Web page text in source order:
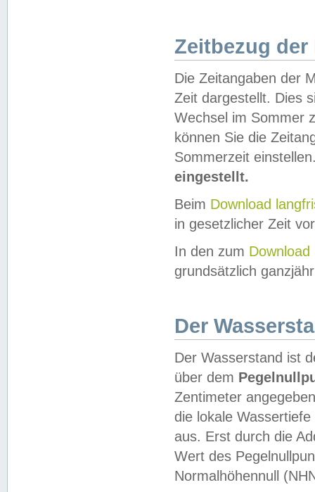
Zeitbezug der
Die Zeitangaben der
Zeit dargestellt. Dies
Wechsel im Sommer
können Sie die
Sommerzeit
eingestellt.
Beim Download
in gesetzlicher Zeit
In den zum Download
grundsätzlich
Der
Der Wasserstand ist
über dem
Zentimeter
die lokale
aus. Erst durch die
Wert des
Normalhöhennull